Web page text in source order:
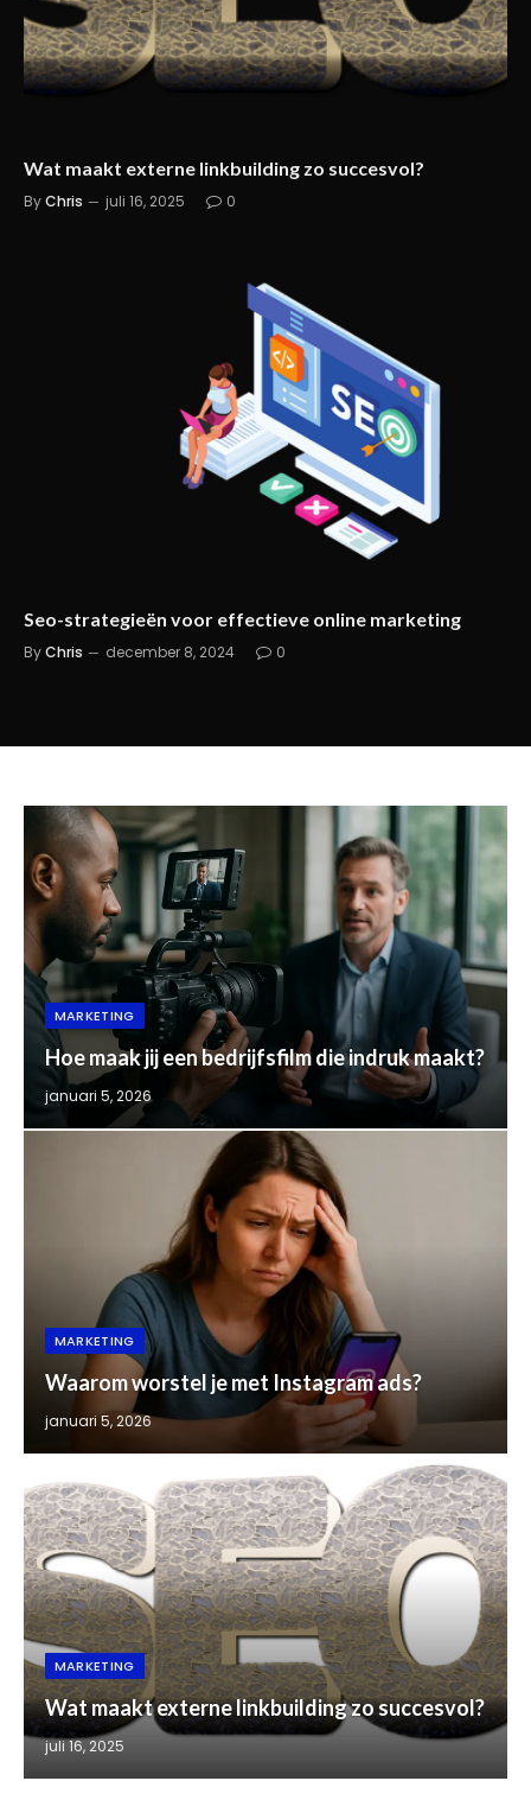
Wat maakt externe linkbuilding zo succesvol?
ByChris juli 16, 2025 0
Seo-strategieën voor effectieve online marketing
ByChris december 8, 2024 0
MARKETING
Hoe maak jij een bedrijfsfilm die indruk maakt?
januari 5, 2026
MARKETING
Waarom worstel je met Instagram ads?
januari 5, 2026
MARKETING
Wat maakt externe linkbuilding zo succesvol?
juli 16, 2025